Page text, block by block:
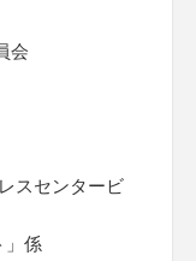
会
スセンタービ
」係